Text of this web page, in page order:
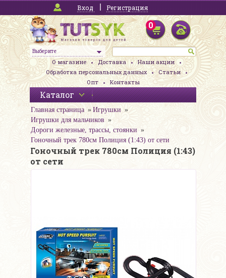
Вход Регистрация
Выберите
0
О магазине Доставка
Наши акции
Обработка персональных данных
Статьи
Опт
Контакты
Каталог
Главная страница
Игрушки
Игрушки для мальчиков
Дороги железные, трассы, стоянки
Гоночный трек 780см Полиция (1:43) от сети
Гоночный трек 780см Полиция (1:43)
от сети